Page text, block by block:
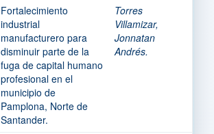
Fortalecimiento
industrial
manufacturero para
disminuir parte de la
fuga de capital humano
profesional en el
municipio de
Pamplona, Norte de
Santander.
Torres
Villamizar,
Jonnatan
Andrés.